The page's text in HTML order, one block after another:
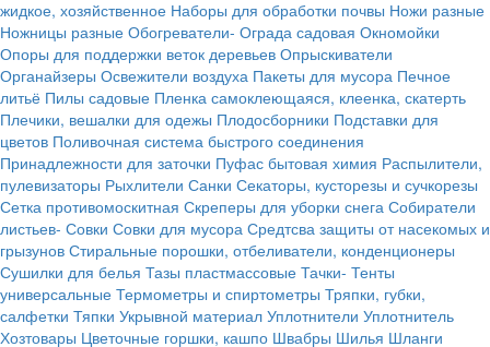
жидкое, хозяйственное Наборы для обработки почвы Ножи разные
Ножницы разные Обогреватели- Ограда садовая Окномойки
Опоры для поддержки веток деревьев Опрыскиватели
Органайзеры Освежители воздуха Пакеты для мусора Печное
литьё Пилы садовые Пленка самоклеющаяся, клеенка, скатерть
Плечики, вешалки для одежы Плодосборники Подставки для
цветов Поливочная система быстрого соединения
Принадлежности для заточки Пуфас бытовая химия Распылители,
пулевизаторы Рыхлители Санки Секаторы, кусторезы и сучкорезы
Сетка противомоскитная Скреперы для уборки снега Собиратели
листьев- Совки Совки для мусора Средтсва защиты от насекомых и
грызунов Стиральные порошки, отбеливатели, конденционеры
Сушилки для белья Тазы пластмассовые Тачки- Тенты
универсальные Термометры и спиртометры Тряпки, губки,
салфетки Тяпки Укрывной материал Уплотнители Уплотнитель
Хозтовары Цветочные горшки, кашпо Швабры Шилья Шланги